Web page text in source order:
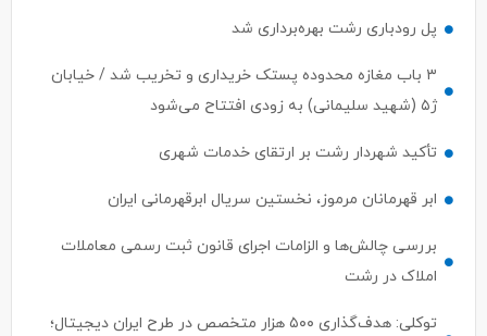
پل رودباری رشت بهره‌برداری شد
۳ باب مغازه محدوده پستک خریداری و تخریب شد / خیابان
ژ۵ (شهید سلیمانی) به زودی افتتاح می‌شود
تأکید شهردار رشت بر ارتقای خدمات شهری
ابر قهرمانان مرموز، نخستین سریال ابرقهرمانی ایران
بررسی چالش‌ها و الزامات اجرای قانون ثبت رسمی معاملات
املاک در رشت
توکلی: هدف‌گذاری ۵۰۰ هزار متخصص در طرح ایران دیجیتال؛